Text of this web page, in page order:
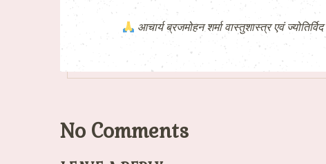
आचार्य ब्रजमोहन शर्मा वास्तुशास्त्र एवं ज्योतिर्विद
No Comments